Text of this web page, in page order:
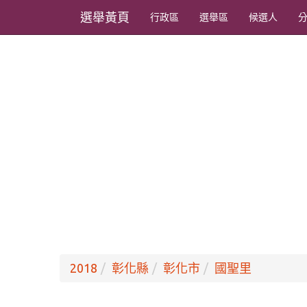
選舉黃頁 行政區 選舉區 候選人
2018 彰化縣 彰化市 國聖里